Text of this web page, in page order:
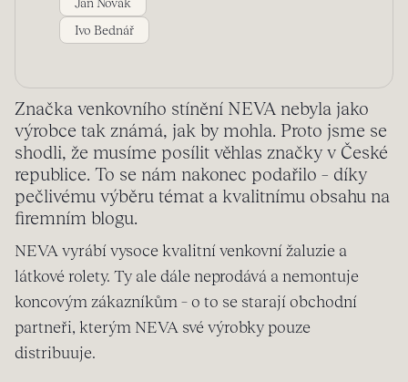
Ivo Bednář
Značka venkovního stínění NEVA nebyla jako
výrobce tak známá, jak by mohla. Proto jsme se
shodli, že musíme posílit věhlas značky v České
republice. To se nám nakonec podařilo – díky
pečlivému výběru témat a kvalitnímu obsahu na
firemním blogu.
NEVA vyrábí vysoce kvalitní venkovní žaluzie a
látkové rolety. Ty ale dále neprodává a nemontuje
koncovým zákazníkům – o to se starají obchodní
partneři, kterým NEVA své výrobky pouze
distribuuje.